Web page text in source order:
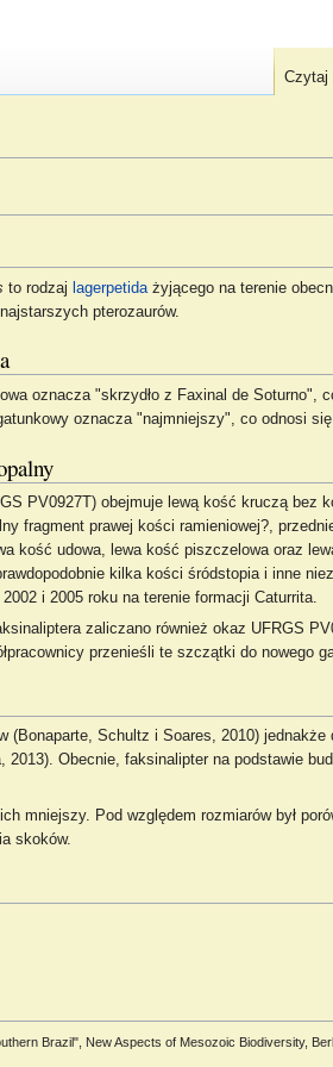
to rodzaj lagerpetidażyjącego na terenie
pterozaurów.
oznacza "skrzydło z Faxinal de
oznacza "najmniejszy", co odnosi
PV0927T) obejmuje lewą kość kruczą bez
fragment prawej kości ramieniowej?,
kość udowa, lewa kość piszczelowa oraz
kilka kości śródstopia i inne
i 2005 roku na terenie formacji Caturrita.
zaliczano również okaz UFRGS
przenieśli te szczątki do nowego
Schultz i Soares, 2010)
Obecnie, faksinalipter na podstawie
mniejszy. Pod względem rozmiarów był
skoków.
Brazil", New Aspects of Mesozoic Biodiversity,
Czytaj